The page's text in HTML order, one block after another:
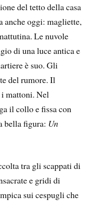
del tetto della casa
anche oggi: magliette,
Le nuvole
di una luce antica e
è suo. Gli
del rumore. Il
mattoni. Nel
il collo e fissa con
bella figura: Un
tra gli scappati di
e gridi di
sui cespugli che